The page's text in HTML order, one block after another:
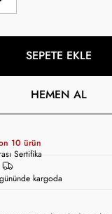
SEPETE EKLE
HEMEN AL
10 ürün
Sertifika
kargoda